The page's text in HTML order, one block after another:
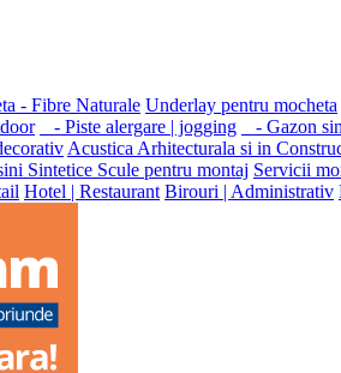
- Fibre Naturale Underlay pentru mocheta
- Piste alergare | jogging - Gazon
Acustica Arhitecturala si in
Sintetice Scule pentru montaj Servicii
Hotel | Restaurant Birouri | Administrativ